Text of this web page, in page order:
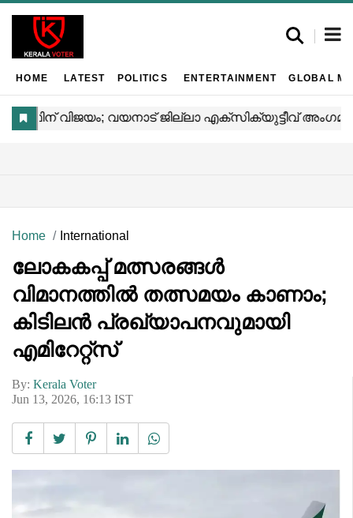
HOME LATEST POLITICS ENTERTAINMENT GLOBAL
Home International
ലോകകപ്പ് മത്സരങ്ങൾ
വിമാനത്തിൽ തത്സമയം കാണാം;
കിടിലൻ പ്രഖ്യാപനവുമായി
എമിറേറ്റ്സ്
By: Kerala Voter
Jun 13, 2026, 16:13 IST